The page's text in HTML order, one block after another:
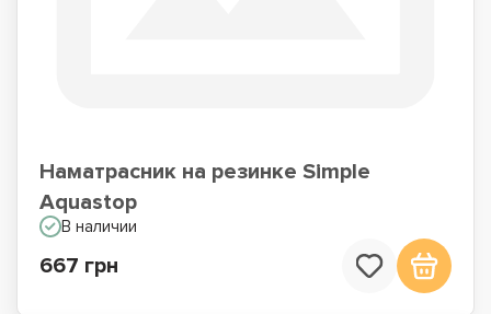
Наматрасник на резинке Simple
Aquastop
В наличии
667 грн